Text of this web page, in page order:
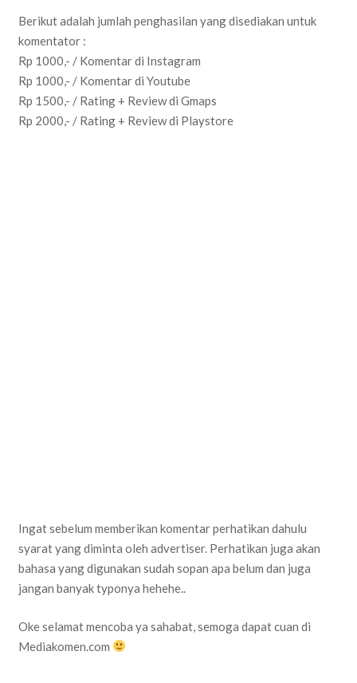
Berikut adalah jumlah penghasilan yang disediakan untuk
komentator :
Rp 1000,- / Komentar di Instagram
Rp 1000,- / Komentar di Youtube
Rp 1500,- / Rating + Review di Gmaps
Rp 2000,- / Rating + Review di Playstore
Ingat sebelum memberikan komentar perhatikan dahulu
syarat yang diminta oleh advertiser. Perhatikan juga akan
bahasa yang digunakan sudah sopan apa belum dan juga
jangan banyak typonya hehehe..
Oke selamat mencoba ya sahabat, semoga dapat cuan di
Mediakomen.com